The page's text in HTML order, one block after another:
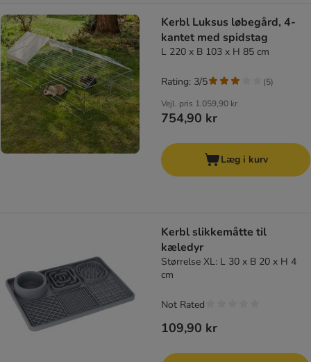
Kerbl Luksus løbegård, 4-
kantet med spidstag
L 220 x B 103 x H 85 cm
Vejl. pris 1.059,90 kr
754,90 kr
Rating: 3/5 (5)
Læg i kurv
Kerbl slikkemåtte til
kæledyr
Størrelse XL: L 30 x B 20 x H 4
cm
109,90 kr
Not Rated